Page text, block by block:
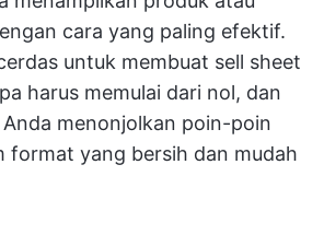
cara yang paling efektif.
untuk membuat sell sheet
harus memulai dari nol, dan
menonjolkan poin-poin
format yang bersih dan mudah